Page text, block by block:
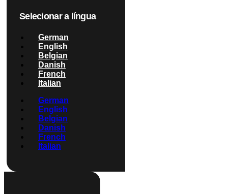
Selecionar a língua
German
English
Belgian
Danish
French
Italian
German
English
Belgian
Danish
French
Italian